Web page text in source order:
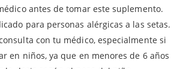
antes de tomar este suplemento.
para personas alérgicas a las setas.
con tu médico, especialmente si
en niños, ya que en menores de 6 años